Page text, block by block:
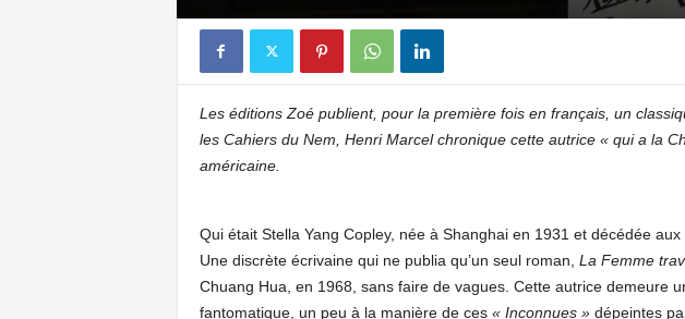
Les éditions Zoé publient, pour la première fois en français, un
les Cahiers du Nem, Henri Marcel chronique cette autrice « qui a la
américaine.
Qui était Stella Yang Copley, née à Shanghai en 1931 et décédée aux
Une discrète écrivaine qui ne publia qu’un seul roman, La Femme
Chuang Hua, en 1968, sans faire de vagues. Cette autrice demeure
fantomatique, un peu à la manière de ces « Inconnues »dépeintes